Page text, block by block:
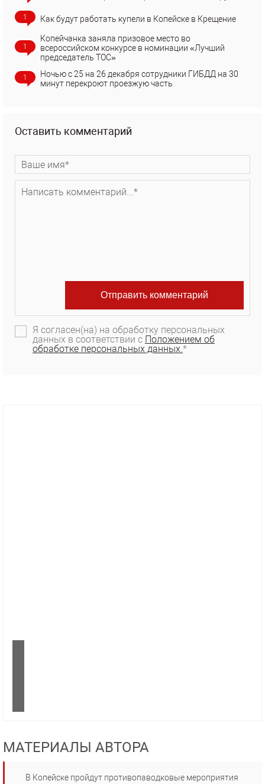
1 Как будут работать купели в Копейске в Крещение
1
Копейчанка заняла призовое место во
всероссийском конкурсе в номинации «Лучший
председатель ТОС»
1
Ночью с 25 на 26 декабря сотрудники ГИБДД на 30
минут перекроют проезжую часть
Оставить комментарий
Я согласен(на) на обработку персональных
данных в соответствии с Положением об
обработке персональных данных.*
МАТЕРИАЛЫ АВТОРА
В Копейске пройдут противопаводковые мероприятия